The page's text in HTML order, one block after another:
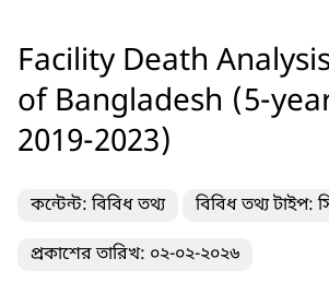
Facility Death
of Bangladesh (5-
2019-2023)
কন্টেন্ট: বিবিধ তথ্য বিবিধ তথ্য
প্রকাশের তারিখ: ০২-০২-২০২৬